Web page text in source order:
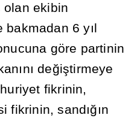
olan ekibin
bakmadan 6 yıl
göre partinin
ını değiştirmeye
fikrinin,
fikrinin, sandığın